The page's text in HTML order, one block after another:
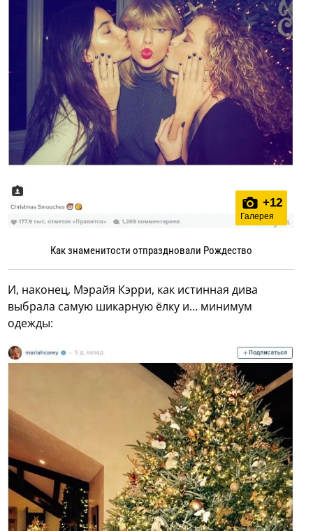
+12
Галерея
Как знаменитости отпраздновали Рождество
И, наконец, Мэрайя Кэрри, как истинная дива
выбрала самую шикарную ёлку и… минимум
одежды: